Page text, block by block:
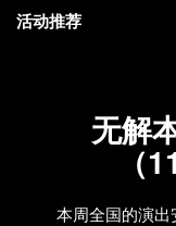
无解
（
本周全国的演
活动推荐